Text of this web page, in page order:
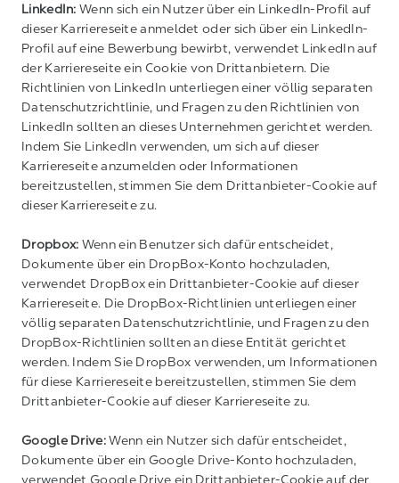
LinkedIn: Wenn sich ein Nutzer über ein LinkedIn-Profil auf
dieser Karriereseite anmeldet oder sich über ein LinkedIn-
Profil auf eine Bewerbung bewirbt, verwendet LinkedIn auf
der Karriereseite ein Cookie von Drittanbietern. Die
Richtlinien von LinkedIn unterliegen einer völlig separaten
Datenschutzrichtlinie, und Fragen zu den Richtlinien von
LinkedIn sollten an dieses Unternehmen gerichtet werden.
Indem Sie LinkedIn verwenden, um sich auf dieser
Karriereseite anzumelden oder Informationen
bereitzustellen, stimmen Sie dem Drittanbieter-Cookie auf
dieser Karriereseite zu.
Dropbox: Wenn ein Benutzer sich dafür entscheidet,
Dokumente über ein DropBox-Konto hochzuladen,
verwendet DropBox ein Drittanbieter-Cookie auf dieser
Karriereseite. Die DropBox-Richtlinien unterliegen einer
völlig separaten Datenschutzrichtlinie, und Fragen zu den
DropBox-Richtlinien sollten an diese Entität gerichtet
werden. Indem Sie DropBox verwenden, um Informationen
für diese Karriereseite bereitzustellen, stimmen Sie dem
Drittanbieter-Cookie auf dieser Karriereseite zu.
Google Drive:Wenn ein Nutzer sich dafür entscheidet,
Dokumente über ein Google Drive-Konto hochzuladen,
verwendet Google Drive ein Drittanbieter-Cookie auf der